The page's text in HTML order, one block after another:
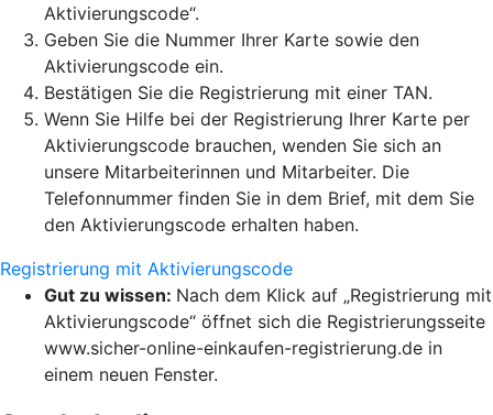
Aktivierungscode“.
Geben Sie die Nummer Ihrer Karte sowie den
Aktivierungscode ein.
Bestätigen Sie die Registrierung mit einer TAN.
Wenn Sie Hilfe bei der Registrierung Ihrer Karte per
Aktivierungscode brauchen, wenden Sie sich an
unsere Mitarbeiterinnen und Mitarbeiter. Die
Telefonnummer finden Sie in dem Brief, mit dem Sie
den Aktivierungscode erhalten haben.
Registrierung mit Aktivierungscode
Gut zu wissen: Nach dem Klick auf „Registrierung mit
Aktivierungscode“ öffnet sich die Registrierungsseite
www.sicher-online-einkaufen-registrierung.de in
einem neuen Fenster.